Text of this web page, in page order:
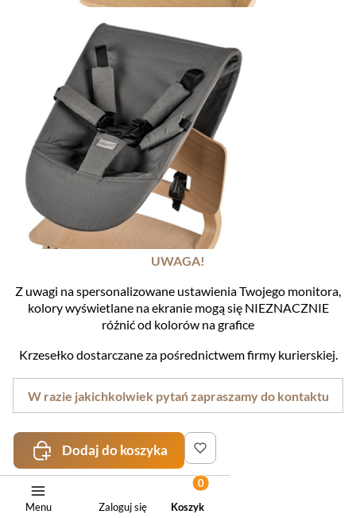
UWAGA!
Z uwagi na spersonalizowane ustawienia Twojego monitora,
kolory wyświetlane na ekranie mogą się NIEZNACZNIE
różnić od kolorów na grafice
Krzesełko dostarczane za pośrednictwem firmy kurierskiej.
W razie jakichkolwiek pytań zapraszamy do kontaktu
0.00
Liczba ocen: 0
Dodaj do koszyka
Menu Zaloguj się Koszyk